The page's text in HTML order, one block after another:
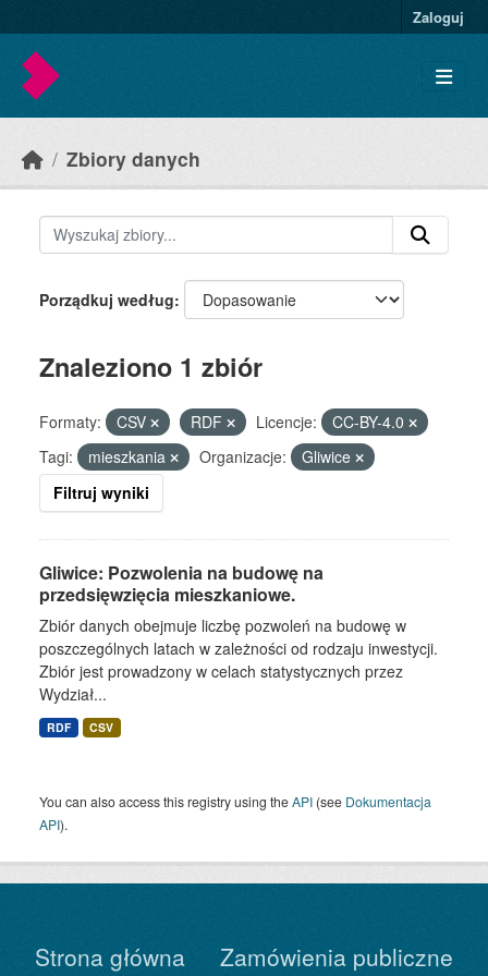
Zaloguj
Zbiory danych
Porządkuj według
Znaleziono 1 zbiór
Formaty: CSV RDF Licencje:
CC-BY-4.0
Tagi:
mieszkania Organizacje:
Gliwice
Filtruj wyniki
Gliwice: Pozwolenia na budowę na
przedsięwzięcia mieszkaniowe.
Zbiór danych obejmuje liczbę pozwoleń na budowę w
poszczególnych latach w zależności od rodzaju inwestycji.
Zbiór jest prowadzony w celach statystycznych przez
Wydział...
RDF CSV
You can also access this registry using theAPI (see Dokumentacja
API).
Strona główna Zamówienia publiczne